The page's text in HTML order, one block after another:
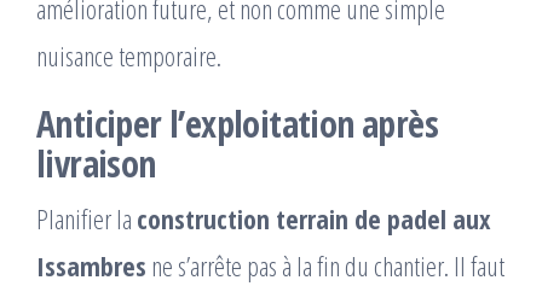
amélioration future, et non comme une simple
nuisance temporaire.
Anticiper l’exploitation après
livraison
Planifier la construction terrain de padel aux
Issambres ne s’arrête pas à la fin du chantier. Il faut